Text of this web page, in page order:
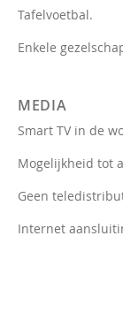
Tafelvoetbal.
Enkele
MEDIA
Smart TV in de
Mogelijkheid tot
Geen
Internet